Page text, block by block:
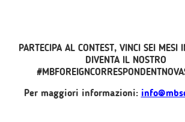
PARTECIPA AL CONTEST, VINCI SEI MESI
DIVENTA IL NOSTRO
Per maggiori informazioni: